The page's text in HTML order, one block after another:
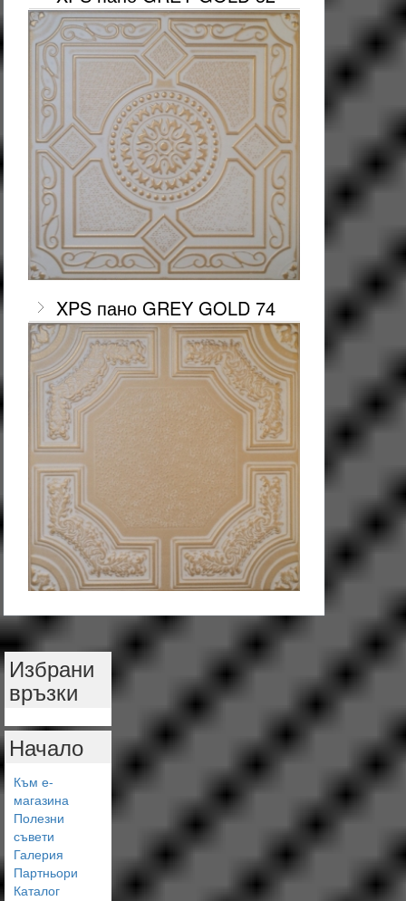
XPS пано GREY GOLD 74
Избрани
връзки
Начало
Към е-
магазина
Полезни
съвети
Галерия
Партньори
Каталог